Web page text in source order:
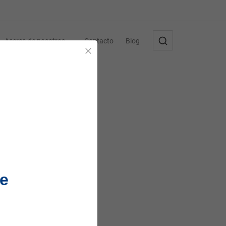
Acerca de nosotros Contacto Blog